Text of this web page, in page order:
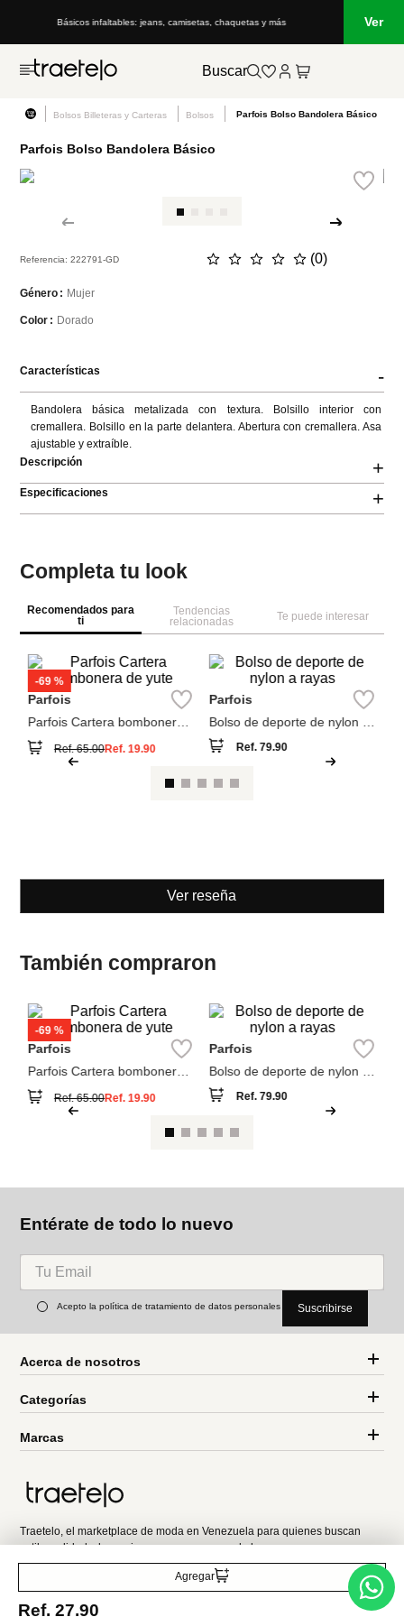
Básicos infaltables: jeans, camisetas, chaquetas y más Ver
Buscar
Bolsos Billeteras y Carteras Bolsos Parfois Bolso Bandolera Básico
Parfois Bolso Bandolera Básico
Referencia:222791-GD ☆ ☆ ☆ ☆ ☆ (0)
Género Mujer
Color Dorado
Características -
Bandolera básica metalizada con textura. Bolsillo interior con
cremallera. Bolsillo en la parte delantera. Abertura con cremallera. Asa
ajustable y extraíble.
Descripción
+
Especificaciones +
Agregar
Ref. 27.90
Completa tu look
Recomendados para
ti
Tendencias
relacionadas
Te puede interesar
Ver reseña
También compraron
de yute
Ref.65.00Ref.19.90 Ref.79.90
Entérate de todo lo nuevo
Acepto la política de tratamiento de datos personales Suscribirse